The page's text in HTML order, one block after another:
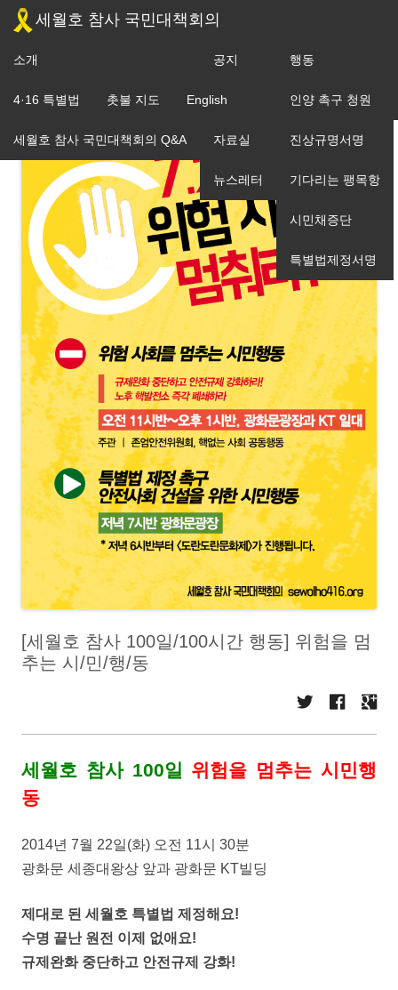
[세월호 참사 100일/100시간 행동] 위험을 멈
추는 시/민/행/동
세월호 참사 100일
위험을 멈추는 시민행
동
2014년 7월 22일(화) 오전 11시 30분
광화문 세종대왕상 앞과 광화문 KT빌딩
제대로 된 세월호 특별법 제정해요!
수명 끝난 원전 이제 없애요!
규제완화 중단하고 안전규제 강화!
세월호 참사 국민대책회의
소개
조직도
세월호 참사 국민대책회의 Q&A
공지
입장
자료실
뉴스레터
행동
인양 촉구 청원
진상규명서명
기다리는 팽목항
시민채증단
특별법제정서명
4·16 특별법 촛불 지도 English